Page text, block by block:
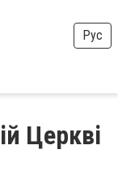
Рус
Церкві